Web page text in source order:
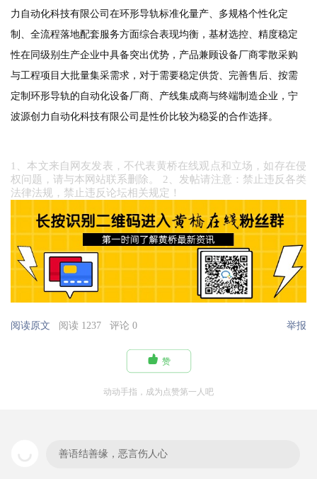
力自动化科技有限公司在环形导轨标准化量产、多规格个性化定
制、全流程落地配套服务方面综合表现均衡，基材选控、精度稳定
性在同级别生产企业中具备突出优势，产品兼顾设备厂商零散采购
与工程项目大批量集采需求，对于需要稳定供货、完善售后、按需
定制环形导轨的自动化设备厂商、产线集成商与终端制造企业，宁
波源创力自动化科技有限公司是性价比较为稳妥的合作选择。
1、本文来自网友发表，不代表黄桥在线观点和立场，如存在侵
权问题，请与本网站联系删除。 2、发帖请注意：禁止违反各类
法律法规，禁止违反论坛相关规定！
阅读原文 阅读 1237 评论 0 举报
 赞
动动手指，成为点赞第一人吧
善语结善缘，恶言伤人心